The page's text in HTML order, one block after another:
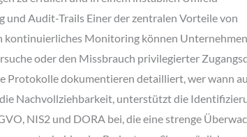
und Audit-Trails Einer der zentralen Vorteile von
kontinuierliches Monitoring können Unternehmen
oder den Missbrauch privilegierter
Protokolle dokumentieren detailliert, wer wann
Nachvollziehbarkeit, unterstützt die
NIS2 und DORA bei, die eine strenge